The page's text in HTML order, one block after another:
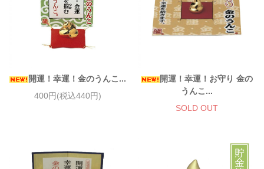
開運！幸運！金のうんこ...
400円(税込440円)
開運！幸運！お守り 金の
うんこ...
SOLD OUT